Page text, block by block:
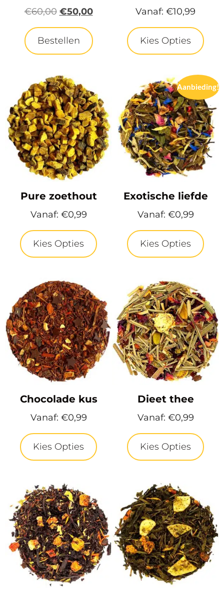
€60,00 €50,00
Bestellen
Vanaf: €10,99
Kies Opties
Pure zoethout
Vanaf: €0,99
Kies Opties
Aanbieding!
Exotische liefde
Vanaf: €0,99
Kies Opties
Chocolade kus
Vanaf: €0,99
Kies Opties
Dieet thee
Vanaf: €0,99
Kies Opties